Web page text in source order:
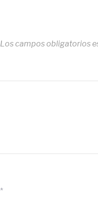
Los campos obligatorios
*